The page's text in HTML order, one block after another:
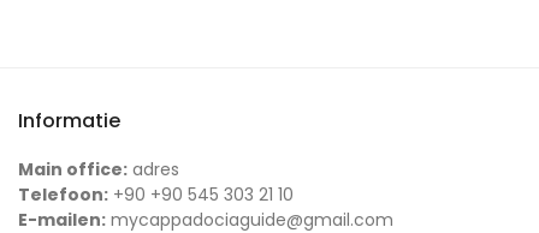
Informatie
Main office: adres
Telefoon: +90 +90 545 303 21 10
E-mailen: mycappadociaguide@gmail.com